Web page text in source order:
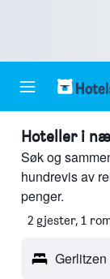
Hoteller i
Søk og
hundrevis av
penger.
2 gjester, 1